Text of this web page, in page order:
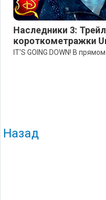
Наследники 3:
короткометражки
IT'S GOING DOWN! В
Назад